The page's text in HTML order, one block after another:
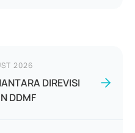
2026
DIREVISI
DDMF